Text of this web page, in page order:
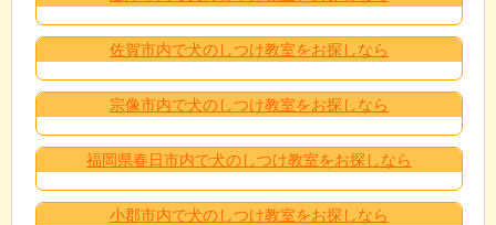
佐賀市内で犬のしつけ教室をお探しなら
宗像市内で犬のしつけ教室をお探しなら
福岡県春日市内で犬のしつけ教室をお探しなら
小郡市内で犬のしつけ教室をお探しなら